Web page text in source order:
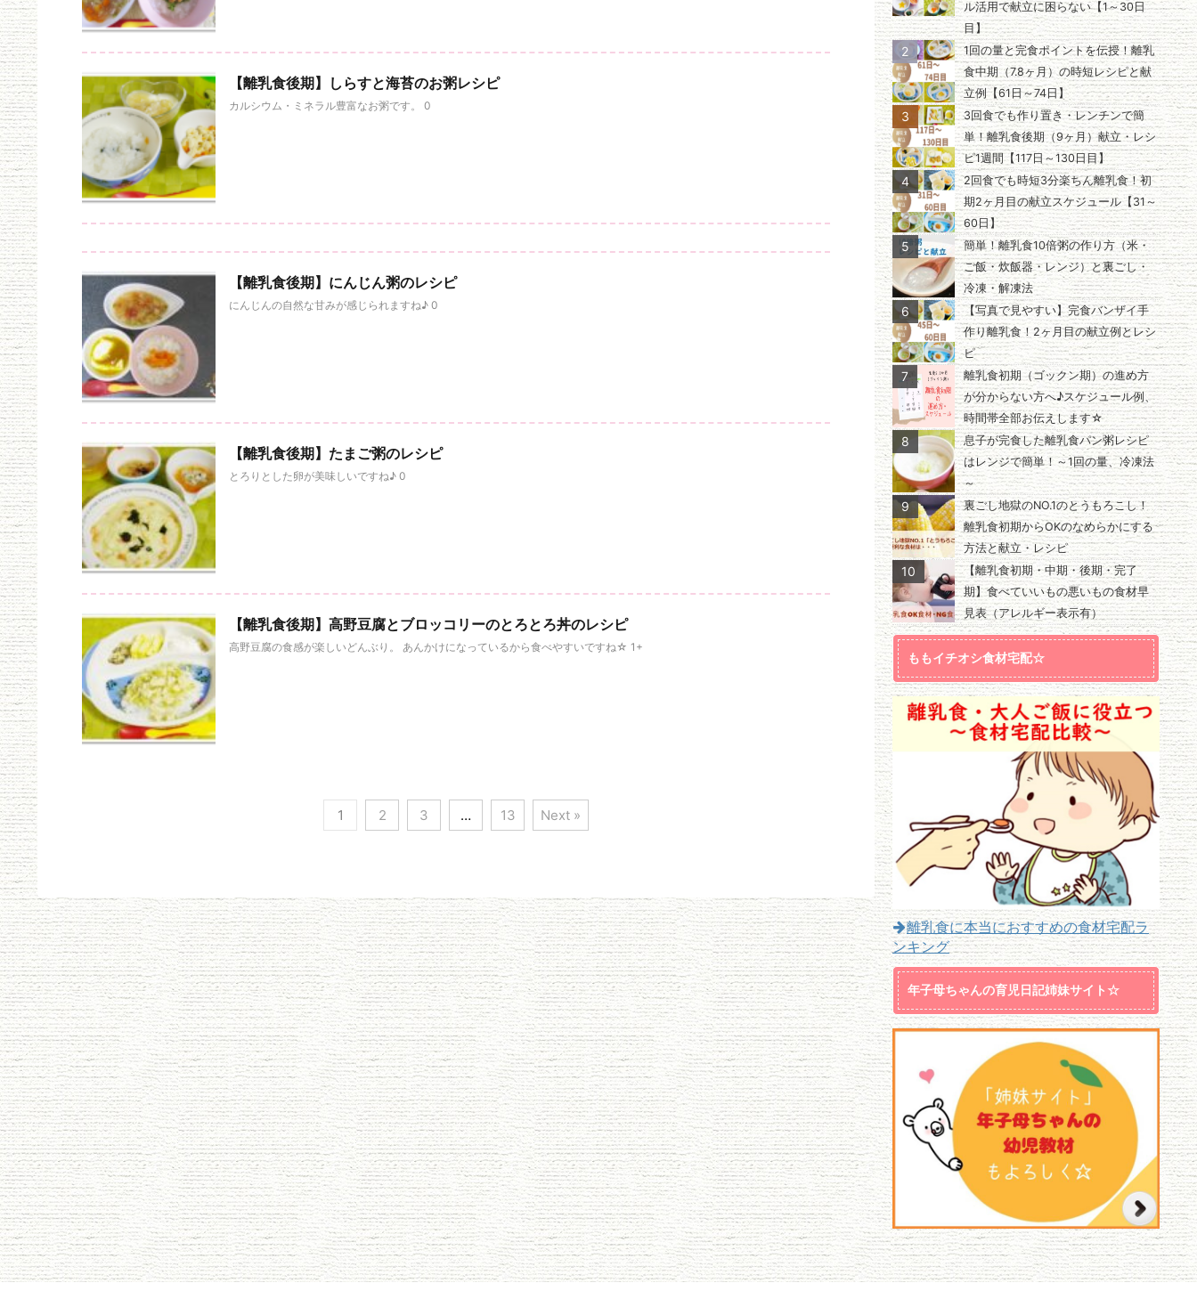
【離乳食後期】しらすと海苔のお粥レシピ
カルシウム・ミネラル豊富なお粥です。 0
【離乳食後期】にんじん粥のレシピ
にんじんの自然な甘みが感じられますね♪ 0
【離乳食後期】たまご粥のレシピ
とろりとした卵が美味しいですね♪ 0
【離乳食後期】高野豆腐とブロッコリーのとろとろ丼のレシピ
高野豆腐の食感が楽しいどんぶり。 あんかけになっているから食べやすいですね☆ 1+
1 2 3 … 13 Next »
ル活用で献立に困らない【1～30日
目】
2
1回の量と完食ポイントを伝授！離乳
食中期（7.8ヶ月）の時短レシピと献
立例【61日～74日】
3
3回食でも作り置き・レンチンで簡
単！離乳食後期（9ヶ月）献立・レシ
ピ1週間【117日～130日目】
4
2回食でも時短3分楽ちん離乳食！初
期2ヶ月目の献立スケジュール【31～
60日】
5
簡単！離乳食10倍粥の作り方（米・
ご飯・炊飯器・レンジ）と裏ごし・
冷凍・解凍法
6
【写真で見やすい】完食バンザイ手
作り離乳食！2ヶ月目の献立例とレシ
ピ
7
離乳食初期（ゴックン期）の進め方
が分からない方へ♪スケジュール例、
時間帯全部お伝えします☆
8
息子が完食した離乳食パン粥レシピ
はレンジで簡単！～1回の量、冷凍法
～
9
裏ごし地獄のNO.1のとうもろこし！
離乳食初期からOKのなめらかにする
方法と献立・レシピ
10
【離乳食初期・中期・後期・完了
期】食べていいもの悪いもの食材早
見表（アレルギー表示有）
ももイチオシ食材宅配☆
離乳食に本当におすすめの食材宅配ラ
ンキング
年子母ちゃんの育児日記姉妹サイト☆